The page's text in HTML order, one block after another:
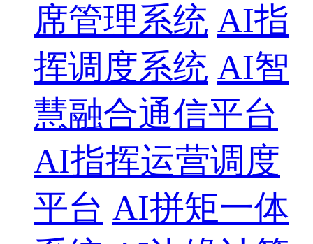
席管理系统 AI指
挥调度系统 AI智
慧融合通信平台
AI指挥运营调度
平台 AI拼矩一体